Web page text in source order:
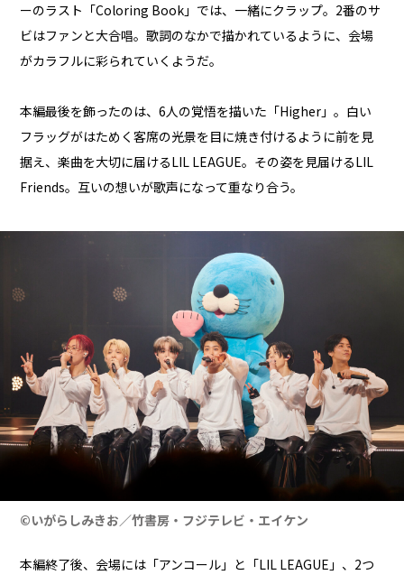
ーのラスト「Coloring Book」では、一緒にクラップ。2番のサ
ビはファンと大合唱。歌詞のなかで描かれているように、会場
がカラフルに彩られていくようだ。
本編最後を飾ったのは、6人の覚悟を描いた「Higher」。白い
フラッグがはためく客席の光景を目に焼き付けるように前を見
据え、楽曲を大切に届けるLIL LEAGUE。その姿を見届けるLIL
Friends。互いの想いが歌声になって重なり合う。
©いがらしみきお／竹書房・フジテレビ・エイケン
本編終了後、会場には「アンコール」と「LIL LEAGUE」、2つ